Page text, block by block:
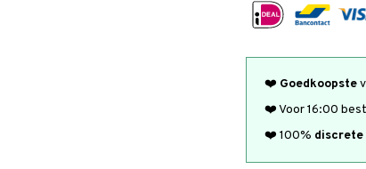
❤️ Goedkoopste
❤️ Voor 16:00
❤️ 100% discrete